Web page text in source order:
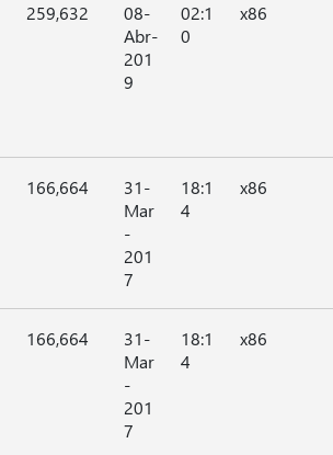
259,632
08-
Abr-
201
9
02:1
0
x86
166,664
31-
Mar
-
201
7
18:1
4
x86
166,664
31-
Mar
-
201
7
18:1
4
x86